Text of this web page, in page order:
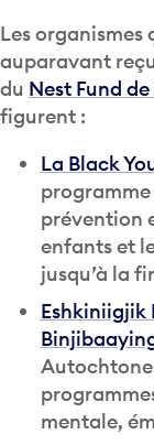
Les
auparavant
du Nest Fund
figurent :
La Black
prévention
enfants et
jusqu’à la
Eshkiniigjik
mentale,